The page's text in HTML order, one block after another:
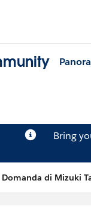
Bring
Domanda di Mizuki